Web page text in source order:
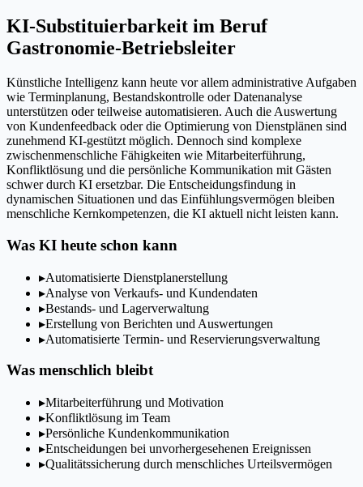
KI-Substituierbarkeit im Beruf
Gastronomie-Betriebsleiter
Künstliche Intelligenz kann heute vor allem administrative Aufgaben
wie Terminplanung, Bestandskontrolle oder Datenanalyse
unterstützen oder teilweise automatisieren. Auch die Auswertung
von Kundenfeedback oder die Optimierung von Dienstplänen sind
zunehmend KI-gestützt möglich. Dennoch sind komplexe
zwischenmenschliche Fähigkeiten wie Mitarbeiterführung,
Konfliktlösung und die persönliche Kommunikation mit Gästen
schwer durch KI ersetzbar. Die Entscheidungsfindung in
dynamischen Situationen und das Einfühlungsvermögen bleiben
menschliche Kernkompetenzen, die KI aktuell nicht leisten kann.
Was KI heute schon kann
▸Automatisierte Dienstplanerstellung
▸Analyse von Verkaufs- und Kundendaten
▸Bestands- und Lagerverwaltung
▸Erstellung von Berichten und Auswertungen
▸Automatisierte Termin- und Reservierungsverwaltung
Was menschlich bleibt
▸Mitarbeiterführung und Motivation
▸Konfliktlösung im Team
▸Persönliche Kundenkommunikation
▸Entscheidungen bei unvorhergesehenen Ereignissen
▸Qualitätssicherung durch menschliches Urteilsvermögen